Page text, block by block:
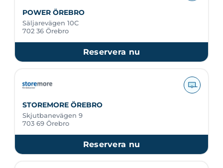
POWER ÖREBRO
Säljarevägen 10C
702 36 Örebro
Reservera nu
STOREMORE ÖREBRO
Skjutbanevägen 9
703 69 Örebro
Reservera nu